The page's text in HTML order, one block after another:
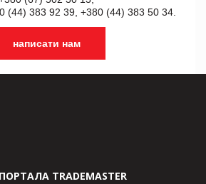
(44) 383 92 39, +380 (44) 383 50 34.
написати нам
TRADEMASTER